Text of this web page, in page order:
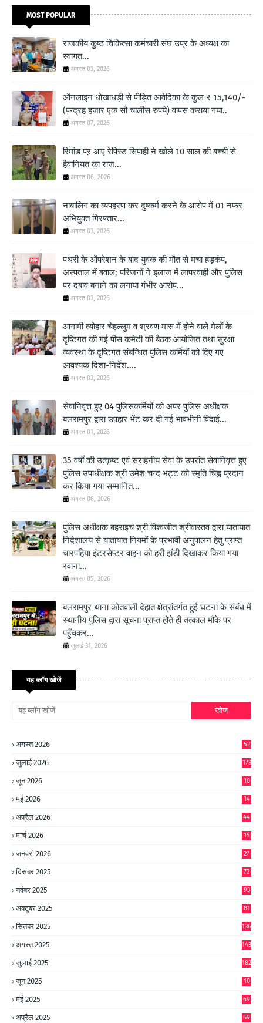
MOST POPULAR
राजकीय कुष्ठ चिकित्सा कर्मचारी संघ उप्र के अध्यक्ष का
स्वागत...
अगस्त 03, 2026
ऑनलाइन धोखाधड़ी से पीड़ित आवेदिका के कुल ₹ 15,140/-
(पन्द्रह हजार एक सौ चालीस रुपये) वापस कराया गया..
अगस्त 07, 2026
रिमांड पऱ आए रेपिस्ट सिपाही ने खोले 10 साल की बच्ची से
हैवानियत का राज...
अगस्त 06, 2026
नाबालिग का व्यपहरण कर दुष्कर्म करने के आरोप में 01 नफर
अभियुक्त गिरफ्तार...
अगस्त 03, 2026
पथरी के ऑपरेशन के बाद युवक की मौत से मचा हड़कंप,
अस्पताल में बवाल; परिजनों ने इलाज में लापरवाही और पुलिस
पर दबाव बनाने का लगाया गंभीर आरोप...
अगस्त 03, 2026
आगामी त्योहार चेहल्लुम व श्रवण मास में होने वाले मेलों के
दृष्टिगत की गई पीस कमेटी की बैठक आयोजित तथा सुरक्षा
व्यवस्था के दृष्टिगत संबन्धित पुलिस कर्मियों को दिए गए
आवश्यक दिशा-निर्देश....
अगस्त 03, 2026
सेवानिवृत्त हुए 04 पुलिसकर्मियों को अपर पुलिस अधीक्षक
बलरामपुर द्वारा उपहार भेंट कर दी गई भावभीनी विदाई...
अगस्त 01, 2026
35 वर्षों की उत्कृष्ट एवं सराहनीय सेवा के उपरांत सेवानिवृत्त हुए
पुलिस उपाधीक्षक श्री उमेश चन्द भट्ट को स्मृति चिह्न प्रदान
कर किया गया सम्मानित...
अगस्त 06, 2026
पुलिस अधीक्षक बहराइच श्री विश्वजीत श्रीवास्तव द्वारा यातायात
निदेशालय से यातायात नियमों के प्रभावी अनुपालन हेतु प्राप्त
चारपहिया इंटरसेप्टर वाहन को हरी झंडी दिखाकर किया गया
रवाना...
अगस्त 05, 2026
बलरामपुर थाना कोतवाली देहात क्षेत्रांतर्गत हुई घटना के संबंध में
स्थानीय पुलिस द्वारा सूचना प्राप्त होते ही तत्काल मौके पर
पहुँचकर...
जुलाई 31, 2026
यह ब्लॉग खोजें
अगस्त 2026 52
जुलाई 2026 173
जून 2026
10
मई 2026
14
अप्रैल 2026 44
मार्च 2026 15
जनवरी 2026 27
दिसंबर 2025 72
नवंबर 2025 93
अक्टूबर 2025 81
सितंबर 2025 136
अगस्त 2025 143
जुलाई 2025 182
जून 2025
10
मई 2025 69
अप्रैल 2025 69